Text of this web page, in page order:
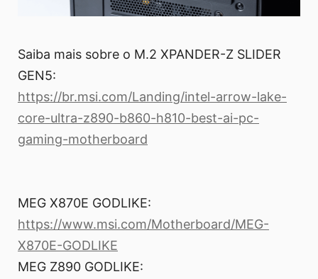
Saiba mais sobre o M.2 XPANDER-Z SLIDER
GEN5:
https://br.msi.com/Landing/intel-arrow-lake-
core-ultra-z890-b860-h810-best-ai-pc-
gaming-motherboard
MEG X870E GODLIKE:
https://www.msi.com/Motherboard/MEG-
X870E-GODLIKE
MEG Z890 GODLIKE: